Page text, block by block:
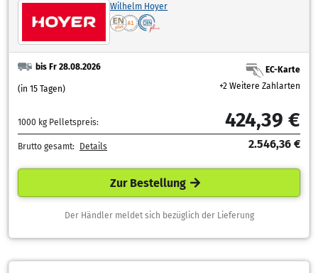
Wilhelm Hoyer
bis Fr 28.08.2026
(in 15 Tagen)
EC-Karte
+2 Weitere Zahlarten
1000 kg Pelletspreis: 424,39 €
Brutto gesamt: Details 2.546,36 €
Zur Bestellung
Der Händler meldet sich bezüglich der Lieferung